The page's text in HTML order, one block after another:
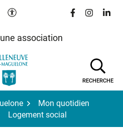
Paramètres d'accessibilité
Lien vers le
Lien vers
Lien
association
RECHERCHE
Mon quotidien
Logement social